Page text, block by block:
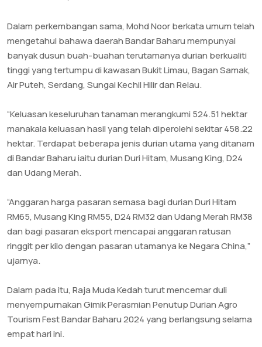
Dalam perkembangan sama, Mohd Noor berkata umum telah
mengetahui bahawa daerah Bandar Baharu mempunyai
banyak dusun buah-buahan terutamanya durian berkualiti
tinggi yang tertumpu di kawasan Bukit Limau, Bagan Samak,
Air Puteh, Serdang, Sungai Kechil Hilir dan Relau.
“Keluasan keseluruhan tanaman merangkumi 524.51 hektar
manakala keluasan hasil yang telah diperolehi sekitar 458.22
hektar. Terdapat beberapa jenis durian utama yang ditanam
di Bandar Baharu iaitu durian Duri Hitam, Musang King, D24
dan Udang Merah.
“Anggaran harga pasaran semasa bagi durian Duri Hitam
RM65, Musang King RM55, D24 RM32 dan Udang Merah RM38
dan bagi pasaran eksport mencapai anggaran ratusan
ringgit per kilo dengan pasaran utamanya ke Negara China,”
ujarnya.
Dalam pada itu, Raja Muda Kedah turut mencemar duli
menyempurnakan Gimik Perasmian Penutup Durian Agro
Tourism Fest Bandar Baharu 2024 yang berlangsung selama
empat hari ini.